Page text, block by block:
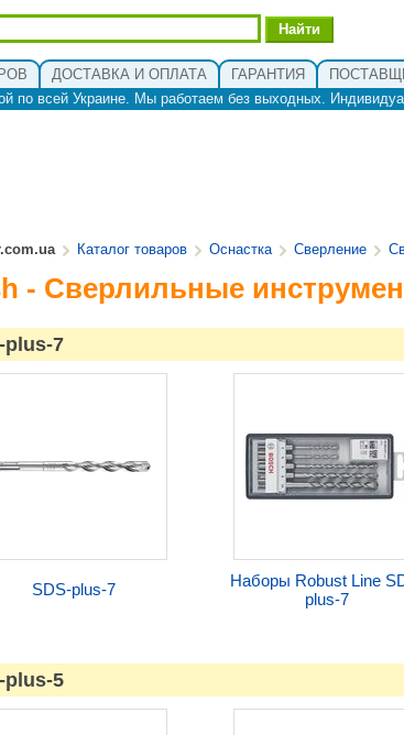
ДОСТАВКА И ОПЛАТА ГАРАНТИЯ
по всей Украине. Мы работаем без выходных.
Каталог товаров Оснастка Сверление
- Сверлильные
plus-7
SDS-plus-7
Наборы Robust Line
plus-7
plus-5